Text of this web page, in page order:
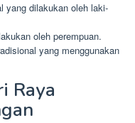
yang dilakukan oleh laki-
oleh perempuan.
yang menggunakan
Raya